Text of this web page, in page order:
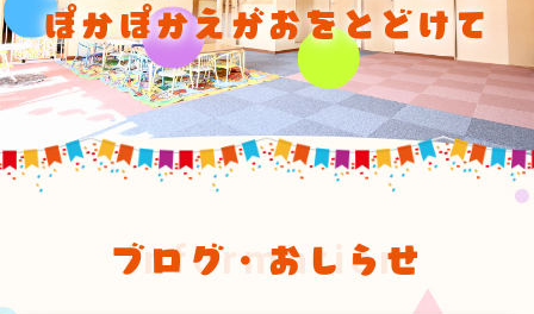
ぽかぽかえがおをとどけて
ブログ・おしらせ
information